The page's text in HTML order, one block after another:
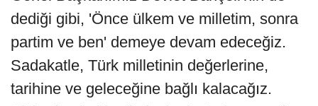
dediği gibi, 'Önce ülkem ve milletim, sonra
partim ve ben' demeye devam edeceğiz.
Sadakatle, Türk milletinin değerlerine,
tarihine ve geleceğine bağlı kalacağız.